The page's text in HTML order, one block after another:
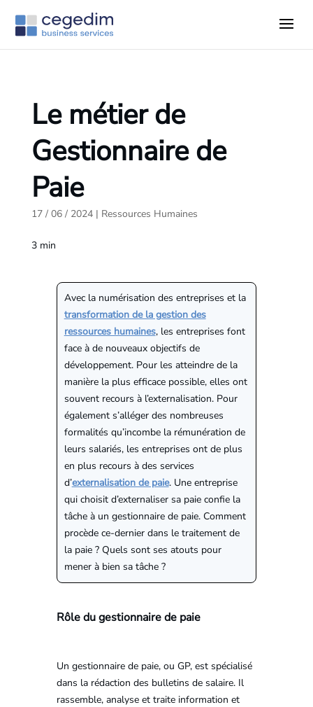
Le métier de
Gestionnaire de
Paie
17 / 06 / 2024| Ressources Humaines
3 min
Avec la numérisation des entreprises et la
transformation de la gestion des
ressources humaines, les entreprises font
face à de nouveaux objectifs de
développement. Pour les atteindre de la
manière la plus efficace possible, elles ont
souvent recours à l’externalisation. Pour
également s’alléger des nombreuses
formalités qu’incombe la rémunération de
leurs salariés, les entreprises ont de plus
en plus recours à des services
d’externalisation de paie. Une entreprise
qui choisit d’externaliser sa paie confie la
tâche à un gestionnaire de paie. Comment
procède ce-dernier dans le traitement de
la paie ? Quels sont ses atouts pour
mener à bien sa tâche ?
Rôle du gestionnaire de paie
Un gestionnaire de paie, ou GP, est spécialisé
dans la rédaction des bulletins de salaire. Il
rassemble, analyse et traite information et